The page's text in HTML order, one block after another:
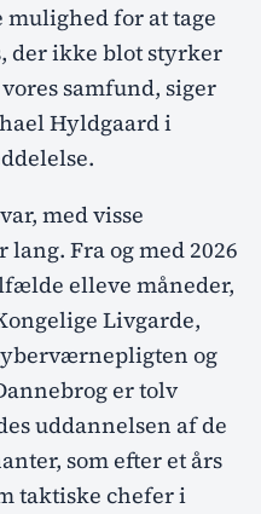
for at tage
der ikke blot styrker
samfund, siger
Hyldgaard i
med visse
Fra og med 2026
elleve måneder,
Livgarde,
og
er tolv
uddannelsen af de
som efter et års
taktiske chefer i